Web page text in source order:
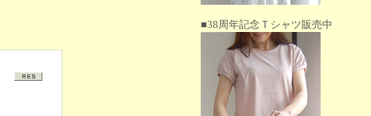
■38周年記念Ｔシャツ販売中